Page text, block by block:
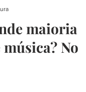
maioria
No